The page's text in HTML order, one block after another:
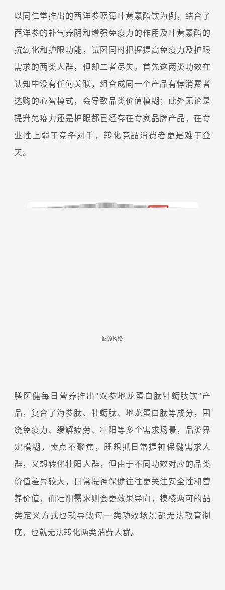
以同仁堂推出的西洋参蓝莓叶黄素酯饮为例，结合了
西洋参的补气养阴和增强免疫力的作用及叶黄素酯的
抗氧化和护眼功能，试图同时把握提高免疫力及护眼
需求的两类人群，但却二者尽失。首先这两类功效在
认知中没有任何关联，组合成同一个产品有悖消费者
选购的心智模式，会导致品类价值模糊；此外无论是
提升免疫力还是护眼都已经存在专家品牌产品，在专
业性上弱于竞争对手，转化竞品消费者更是难于登
天。
图源网络
膳医健每日营养推出“双参地龙蛋白肽牡蛎肽饮”产
品，复合了海参肽、牡蛎肽、地龙蛋白肽等成分，围
绕免疫力、缓解疲劳、壮阳等多个需求场景，品类界
定模糊，卖点不聚焦，既想抓日常提神保健需求人
群，又想转化壮阳人群，但由于不同功效对应的品类
价值差异较大，日常提神保健往往更关注安全性和营
养价值，而壮阳需求则会更效果导向，模棱两可的品
类定义方式也就导致每一类功效场景都无法教育彻
底，也就无法转化两类消费人群。